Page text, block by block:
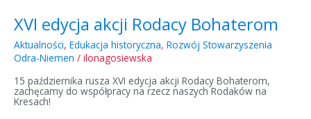
XVI edycja akcji Rodacy Bohaterom
Aktualności, Edukacja historyczna, Rozwój Stowarzyszenia
Odra-Niemen / ilonagosiewska
15 października rusza XVI edycja akcji Rodacy Bohaterom,
zachęcamy do współpracy na rzecz naszych Rodaków na
Kresach!